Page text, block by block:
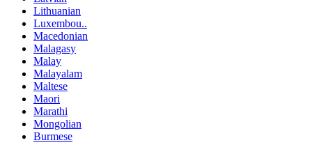
Lithuanian
Luxembou..
Macedonian
Malagasy
Malay
Malayalam
Maltese
Maori
Marathi
Mongolian
Burmese